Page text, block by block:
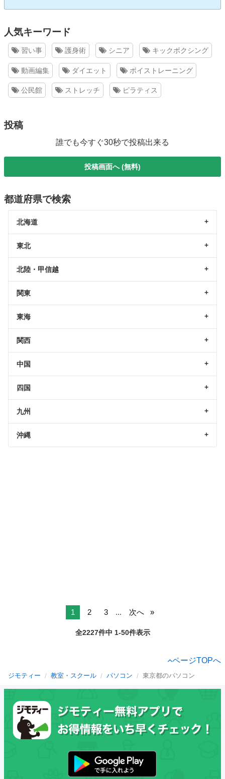
人気キーワード
習い事 護身術 シニア キックボクシング
動画編集 ダイエット ボイストレーニング
公民館 ストレッチ ピラティス
投稿
誰でも今すぐ30秒で投稿出来る
投稿画面へ (無料)
都道府県で検索
北海道
東北
北陸・甲信越
関東
東海
関西
中国
四国
九州
沖縄
1 2 3 ... 次へ
全2227件中 1-50件表示
ページTOPへ
ジモティー 教室・スクール パソコン 東京都のパソコン